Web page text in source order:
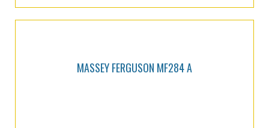
MASSEY FERGUSON MF284 A